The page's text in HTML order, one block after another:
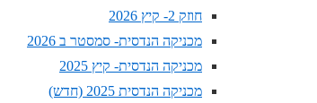
חוזק 2- קיץ 2026
מכניקה הנדסית- סמסטר ב 2026
מכניקה הנדסית- קיץ 2025
מכניקה הנדסית 2025 (חדש)